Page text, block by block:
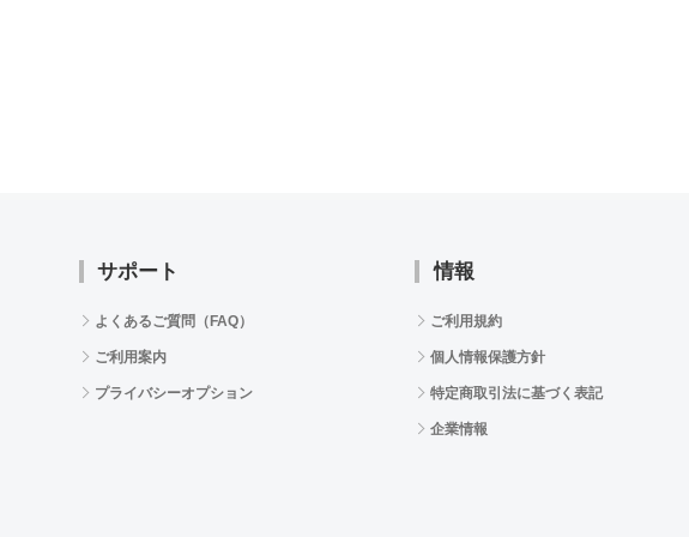
サポート
よくあるご質問（FAQ）
ご利用案内
プライバシーオプション
情報
ご利用規約
個人情報保護方針
特定商取引法に基づく表記
企業情報